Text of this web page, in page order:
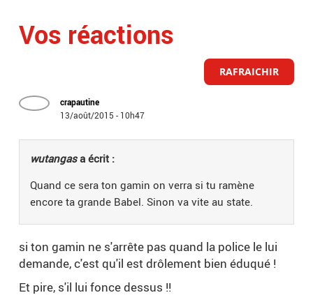
Vos réactions
RAFRAICHIR
crapautine
13/août/2015 - 10h47
wutangasa écrit :
Quand ce sera ton gamin on verra si tu ramène
encore ta grande Babel. Sinon va vite au state.
si ton gamin ne s'arrête pas quand la police le lui
demande, c'est qu'il est drôlement bien éduqué !
Et pire, s'il lui fonce dessus !!